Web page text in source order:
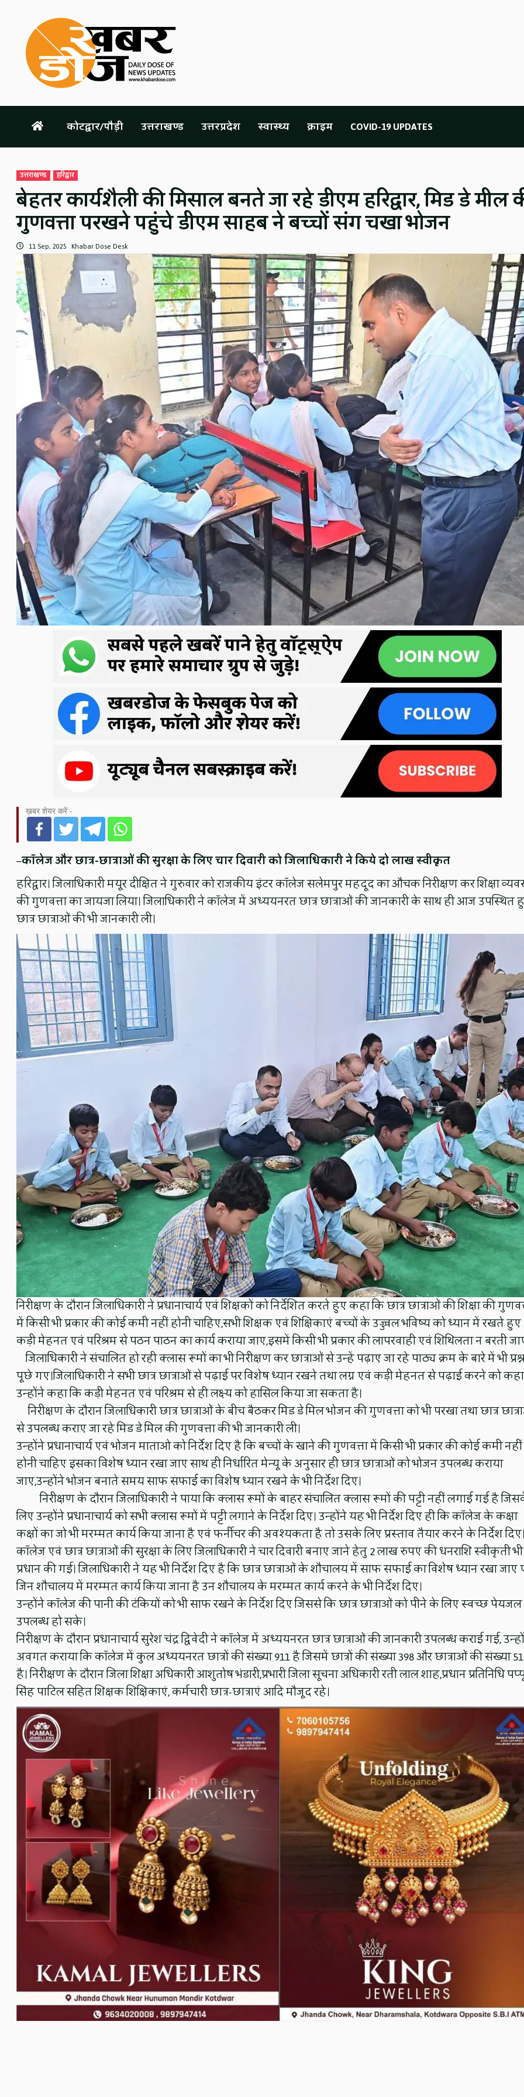
content
कोटद्वार/पौड़ी उत्तराखण्ड उत्तरप्रदेश स्वास्थ्य क्राइम COVID-19 UPDATES
उत्तराखण्ड हरिद्वार
बेहतर कार्यशैली की मिसाल बनते जा रहे डीएम हरिद्वार, मिड डे मील
गुणवत्ता परखने पहुंचे डीएम साहब ने बच्चों संग चखा भोजन
11 Sep, 2025 Khabar Dose Desk
ख़बर शेयर करें -
–कॉलेज और छात्र-छात्राओं की सुरक्षा के लिए चार दिवारी को जिलाधिकारी ने किये दो लाख स्वीकृत
हरिद्वार। जिलाधिकारी मयूर दीक्षित ने गुरुवार को राजकीय इंटर कॉलेज सलेमपुर महदूद का औचक निरीक्षण कर शिक्षा
की गुणवत्ता का जायजा लिया। जिलाधिकारी ने कॉलेज में अध्ययनरत छात्र छात्राओं की जानकारी के साथ ही आज उपस्थित
छात्र छात्राओं की भी जानकारी ली।
निरीक्षण के दौरान जिलाधिकारी ने प्रधानाचार्य एवं शिक्षकों को निर्देशित करते हुए कहा कि छात्र छात्राओं की शिक्षा की
में किसी भी प्रकार की कोई कमी नहीं होनी चाहिए,सभी शिक्षक एवं शिक्षिकाएं बच्चों के उज्ज्वल भविष्य को ध्यान में रखते हुए
कड़ी मेहनत एवं परिश्रम से पठन पाठन का कार्य कराया जाए,इसमें किसी भी प्रकार की लापरवाही एवं शिथिलता न बरती
जिलाधिकारी ने संचालित हो रही क्लास रूमों का भी निरीक्षण कर छात्राओं से उन्हें पढ़ाए जा रहे पाठ्य क्रम के बारे में भी
पूछे गए।जिलाधिकारी ने सभी छात्र छात्राओं से पढ़ाई पर विशेष ध्यान रखने तथा लग्न एवं कड़ी मेहनत से पढ़ाई करने को
उन्होंने कहा कि कड़ी मेहनत एवं परिश्रम से ही लक्ष्य को हासिल किया जा सकता है।
निरीक्षण के दौरान जिलाधिकारी छात्र छात्राओं के बीच बैठकर मिड डे मिल भोजन की गुणवत्ता को भी परखा तथा छात्र
से उपलब्ध कराए जा रहे मिड डे मिल की गुणवत्ता की भी जानकारी ली।
उन्होंने प्रधानाचार्य एवं भोजन माताओ को निर्देश दिए है कि बच्चों के खाने की गुणवत्ता में किसी भी प्रकार की कोई कमी नहीं
होनी चाहिए इसका विशेष ध्यान रखा जाए साथ ही निर्धारित मेन्यू के अनुसार ही छात्र छात्राओं को भोजन उपलब्ध कराया
जाए,उन्होंने भोजन बनाते समय साफ सफाई का विशेष ध्यान रखने के भी निर्देश दिए।
निरीक्षण के दौरान जिलाधिकारी ने पाया कि क्लास रूमों के बाहर संचालित क्लास रूमों की पट्टी नहीं लगाई गई है
लिए उन्होंने प्रधानाचार्य को सभी क्लास रूमों में पट्टी लगाने के निर्देश दिए। उन्होंने यह भी निर्देश दिए ही कि कॉलेज के कक्षा
कक्षों का जो भी मरम्मत कार्य किया जाना है एवं फर्नीचर की अवश्यकता है तो उसके लिए प्रस्ताव तैयार करने के निर्देश दिए।
कॉलेज एवं छात्र छात्राओं की सुरक्षा के लिए जिलाधिकारी ने चार दिवारी बनाए जाने हेतु 2 लाख रुपए की धनराशि स्वीकृती भी
प्रधान की गई। जिलाधिकारी ने यह भी निर्देश दिए है कि छात्र छात्राओं के शौचालय में साफ सफाई का विशेष ध्यान रखा जाए
जिन शौचालय में मरम्मत कार्य किया जाना है उन शौचालय के मरम्मत कार्य करने के भी निर्देश दिए।
उन्होंने कॉलेज की पानी की टंकियों को भी साफ रखने के निर्देश दिए जिससे कि छात्र छात्राओं को पीने के लिए स्वच्छ पेयजल
उपलब्ध हो सके।
निरीक्षण के दौरान प्रधानाचार्य सुरेश चंद्र द्विवेदी ने कॉलेज में अध्ययनरत छात्र छात्राओं की जानकारी उपलब्ध कराई गई,
अवगत कराया कि कॉलेज में कुल अध्ययनरत छात्रों की संख्या 911 है जिसमें छात्रों की संख्या 398 और छात्राओं की संख्या
है। निरीक्षण के दौरान जिला शिक्षा अधिकारी आशुतोष भंडारी,प्रभारी जिला सूचना अधिकारी रती लाल शाह,प्रधान प्रतिनिधि
सिंह पाटिल सहित शिक्षक शिक्षिकाएं, कर्मचारी छात्र-छात्राएं आदि मौजूद रहे।